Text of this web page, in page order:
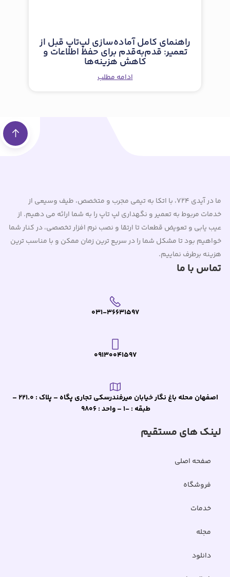
راهنمای کامل آماده‌سازی لپ‌تاپ قبل از
تعمیر: قدم‌به‌قدم برای حفظ اطلاعات و
کاهش هزینه‌ها
ادامه مطلب
ما در آیدی 724، با اتکا به تیمی مجرب و متخصص، طیف وسیعی از
خدمات مربوط به تعمیر و نگهداری لپ تاپ را به شما ارائه می دهیم. از
عیب یابی و تعویض قطعات تا ارتقا و نصب نرم افزار تخصصی، در کنار شما
خواهیم بود تا مشکل شما را در سریع ترین زمان ممکن و با مناسب ترین
هزینه برطرف نماییم.
تماس با ما
031-36631597
09130041597
اصفهان محله باغ نگار خیابان میرفندرسکی تجاری پگاه – پلاک : 221.0 –
طبقه : -1 – واحد : 9806
لینک های مستقیم
صفحه اصلی
فروشگاه
خدمات
مجله
دانلود